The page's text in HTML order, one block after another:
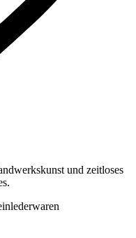
und zeitloses